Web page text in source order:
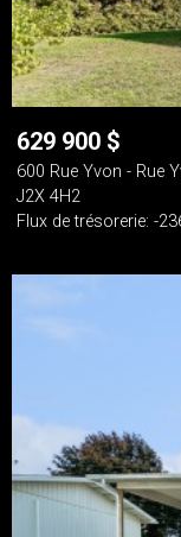
629 900 $
600 Rue Yvon - Rue
J2X 4H2
Flux de trésorerie: -